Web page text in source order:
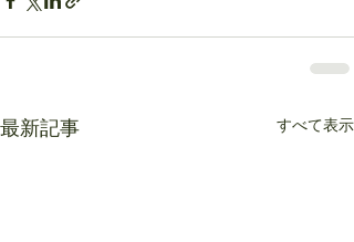
最新記事 すべて表示